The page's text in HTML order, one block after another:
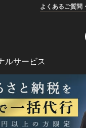
よくあるご質問
ルサービス